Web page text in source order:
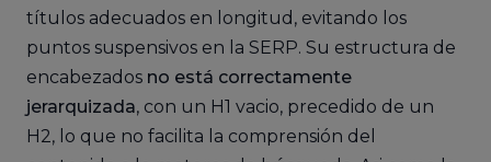
títulos adecuados en longitud, evitando los
puntos suspensivos en la SERP. Su estructura de
encabezados no está correctamente
jerarquizada, con un H1 vacio, precedido de un
H2, lo que no facilita la comprensión del